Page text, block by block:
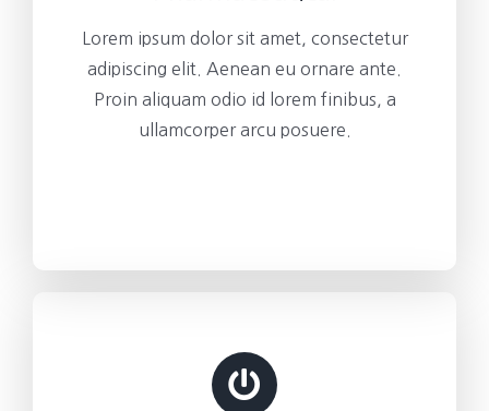
Lorem ipsum dolor sit amet, consectetur
adipiscing elit. Aenean eu ornare ante.
Proin aliquam odio id lorem finibus, a
ullamcorper arcu posuere.